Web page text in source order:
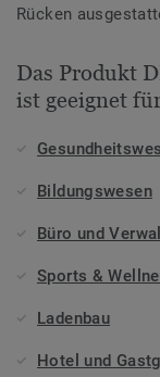
Rücken
Das Produkt
ist geeignet
Bildungswesen
Büro und
Sports &
Ladenbau
Hotel und